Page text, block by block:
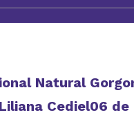
Natural
Cediel06